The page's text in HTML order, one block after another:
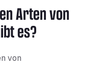
Arten von
es?
von